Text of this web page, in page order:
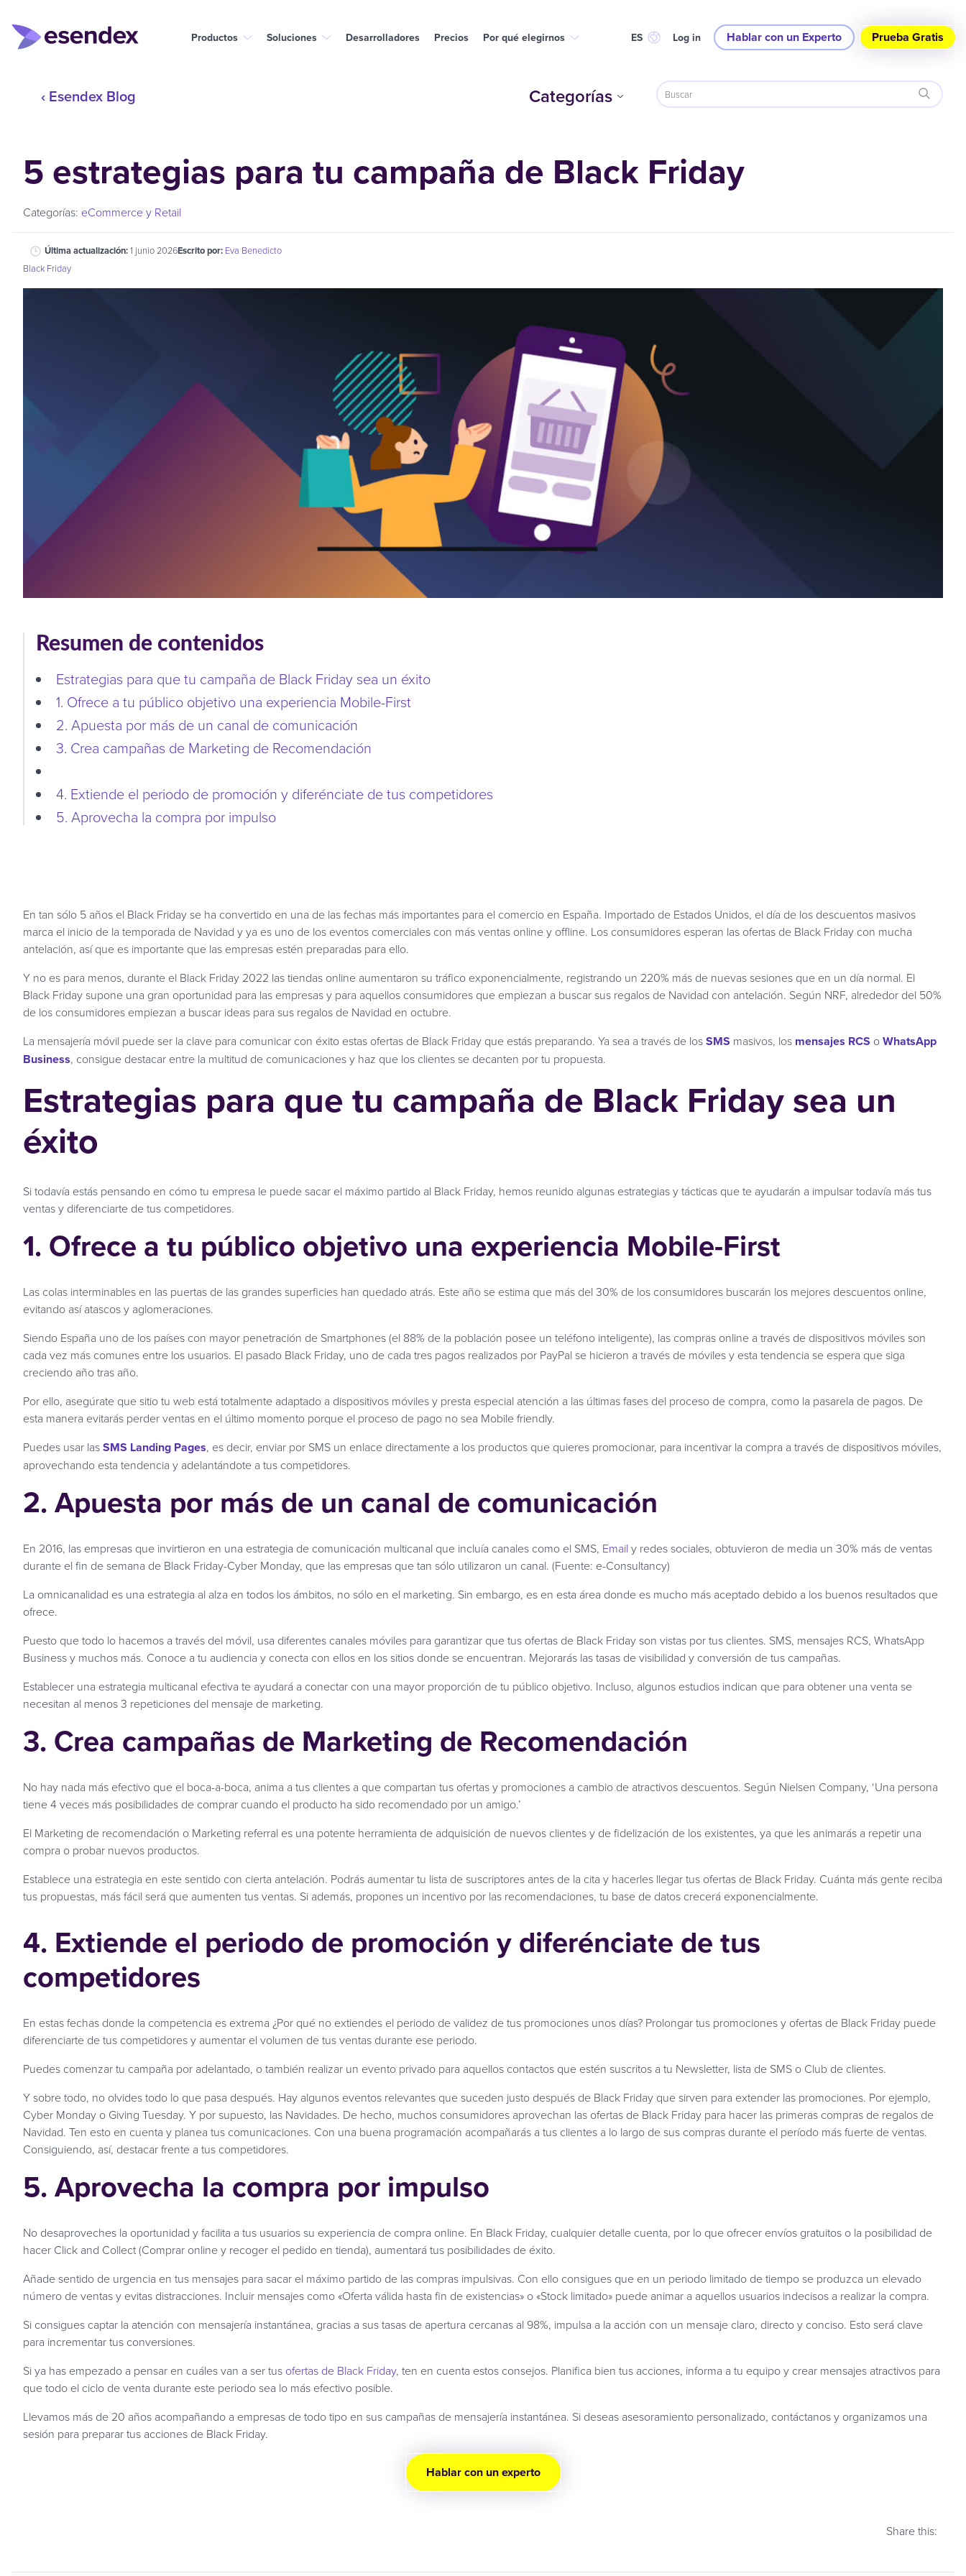
Productos Soluciones Desarrolladores Precios Por qué elegirnos ES Log in Hablar con un Experto Prueba Gratis
‹ Esendex Blog Categorías
5 estrategias para tu campaña de Black Friday
Categorías: eCommerce y Retail
Última actualización:1 junio 2026Escrito por: Eva Benedicto
Black Friday
Resumen de contenidos
Estrategias para que tu campaña de Black Friday sea un éxito
1. Ofrece a tu público objetivo una experiencia Mobile-First
2. Apuesta por más de un canal de comunicación
3. Crea campañas de Marketing de Recomendación
4. Extiende el periodo de promoción y diferénciate de tus competidores
5. Aprovecha la compra por impulso
En tan sólo 5 años el Black Friday se ha convertido en una de las fechas más importantes para el comercio en España. Importado de Estados Unidos, el día de los descuentos masivos
marca el inicio de la temporada de Navidad y ya es uno de los eventos comerciales con más ventas online y offline. Los consumidores esperan las ofertas de Black Friday con mucha
antelación, así que es importante que las empresas estén preparadas para ello.
Y no es para menos, durante el Black Friday 2022 las tiendas online aumentaron su tráfico exponencialmente, registrando un 220% más de nuevas sesiones que en un día normal. El
Black Friday supone una gran oportunidad para las empresas y para aquellos consumidores que empiezan a buscar sus regalos de Navidad con antelación. Según NRF, alrededor del 50%
de los consumidores empiezan a buscar ideas para sus regalos de Navidad en octubre.
La mensajería móvil puede ser la clave para comunicar con éxito estas ofertas de Black Friday que estás preparando. Ya sea a través de losSMS masivos, los mensajes RCS oWhatsApp
Business, consigue destacar entre la multitud de comunicaciones y haz que los clientes se decanten por tu propuesta.
Estrategias para que tu campaña de Black Friday sea un
éxito
Si todavía estás pensando en cómo tu empresa le puede sacar el máximo partido al Black Friday, hemos reunido algunas estrategias y tácticas que te ayudarán a impulsar todavía más tus
ventas y diferenciarte de tus competidores.
1. Ofrece a tu público objetivo una experiencia Mobile-First
Las colas interminables en las puertas de las grandes superficies han quedado atrás. Este año se estima que más del 30% de los consumidores buscarán los mejores descuentos online,
evitando así atascos y aglomeraciones.
Siendo España uno de los países con mayor penetración de Smartphones (el 88% de la población posee un teléfono inteligente), las compras online a través de dispositivos móviles son
cada vez más comunes entre los usuarios. El pasado Black Friday, uno de cada tres pagos realizados por PayPal se hicieron a través de móviles y esta tendencia se espera que siga
creciendo año tras año.
Por ello, asegúrate que sitio tu web está totalmente adaptado a dispositivos móviles y presta especial atención a las últimas fases del proceso de compra, como la pasarela de pagos. De
esta manera evitarás perder ventas en el último momento porque el proceso de pago no sea Mobile friendly.
Puedes usar lasSMS Landing Pages, es decir, enviar por SMS un enlace directamente a los productos que quieres promocionar, para incentivar la compra a través de dispositivos móviles,
aprovechando esta tendencia y adelantándote a tus competidores.
2. Apuesta por más de un canal de comunicación
En 2016, las empresas que invirtieron en una estrategia de comunicación multicanal que incluía canales como el SMS, Emaily redes sociales, obtuvieron de media un 30% más de ventas
durante el fin de semana de Black Friday-Cyber Monday, que las empresas que tan sólo utilizaron un canal. (Fuente: e-Consultancy)
La omnicanalidad es una estrategia al alza en todos los ámbitos, no sólo en el marketing. Sin embargo, es en esta área donde es mucho más aceptado debido a los buenos resultados que
ofrece.
Puesto que todo lo hacemos a través del móvil, usa diferentes canales móviles para garantizar que tus ofertas de Black Friday son vistas por tus clientes. SMS, mensajes RCS, WhatsApp
Business y muchos más. Conoce a tu audiencia y conecta con ellos en los sitios donde se encuentran. Mejorarás las tasas de visibilidad y conversión de tus campañas.
Establecer una estrategia multicanal efectiva te ayudará a conectar con una mayor proporción de tu público objetivo. Incluso, algunos estudios indican que para obtener una venta se
necesitan al menos 3 repeticiones del mensaje de marketing.
3. Crea campañas de Marketing de Recomendación
No hay nada más efectivo que el boca-a-boca, anima a tus clientes a que compartan tus ofertas y promociones a cambio de atractivos descuentos. Según Nielsen Company, ‘Una persona
tiene 4 veces más posibilidades de comprar cuando el producto ha sido recomendado por un amigo.’
El Marketing de recomendación o Marketing referral es una potente herramienta de adquisición de nuevos clientes y de fidelización de los existentes, ya que les animarás a repetir una
compra o probar nuevos productos.
Establece una estrategia en este sentido con cierta antelación. Podrás aumentar tu lista de suscriptores antes de la cita y hacerles llegar tus ofertas de Black Friday. Cuánta más gente reciba
tus propuestas, más fácil será que aumenten tus ventas. Si además, propones un incentivo por las recomendaciones, tu base de datos crecerá exponencialmente.
4. Extiende el periodo de promoción y diferénciate de tus
competidores
En estas fechas donde la competencia es extrema ¿Por qué no extiendes el periodo de validez de tus promociones unos días? Prolongar tus promociones y ofertas de Black Friday puede
diferenciarte de tus competidores y aumentar el volumen de tus ventas durante ese periodo.
Puedes comenzar tu campaña por adelantado, o también realizar un evento privado para aquellos contactos que estén suscritos a tu Newsletter, lista de SMS o Club de clientes.
Y sobre todo, no olvides todo lo que pasa después. Hay algunos eventos relevantes que suceden justo después de Black Friday que sirven para extender las promociones. Por ejemplo,
Cyber Monday o Giving Tuesday. Y por supuesto, las Navidades. De hecho, muchos consumidores aprovechan las ofertas de Black Friday para hacer las primeras compras de regalos de
Navidad. Ten esto en cuenta y planea tus comunicaciones. Con una buena programación acompañarás a tus clientes a lo largo de sus compras durante el período más fuerte de ventas.
Consiguiendo, así, destacar frente a tus competidores.
5. Aprovecha la compra por impulso
No desaproveches la oportunidad y facilita a tus usuarios su experiencia de compra online. En Black Friday, cualquier detalle cuenta, por lo que ofrecer envíos gratuitos o la posibilidad de
hacer Click and Collect (Comprar online y recoger el pedido en tienda), aumentará tus posibilidades de éxito.
Añade sentido de urgencia en tus mensajes para sacar el máximo partido de las compras impulsivas. Con ello consigues que en un periodo limitado de tiempo se produzca un elevado
número de ventas y evitas distracciones. Incluir mensajes como «Oferta válida hasta fin de existencias» o «Stock limitado» puede animar a aquellos usuarios indecisos a realizar la compra.
Si consigues captar la atención con mensajería instantánea, gracias a sus tasas de apertura cercanas al 98%, impulsa a la acción con un mensaje claro, directo y conciso. Esto será clave
para incrementar tus conversiones.
Si ya has empezado a pensar en cuáles van a ser tus ofertas de Black Friday, ten en cuenta estos consejos. Planifica bien tus acciones, informa a tu equipo y crear mensajes atractivos para
que todo el ciclo de venta durante este periodo sea lo más efectivo posible.
Llevamos más de 20 años acompañando a empresas de todo tipo en sus campañas de mensajería instantánea. Si deseas asesoramiento personalizado, contáctanos y organizamos una
sesión para preparar tus acciones de Black Friday.
Hablar con un experto
Share this: